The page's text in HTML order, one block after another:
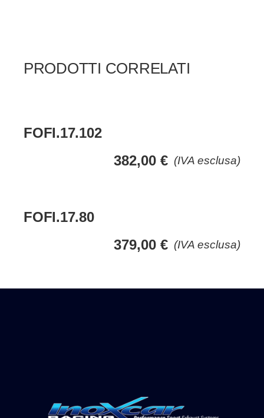
PRODOTTI CORRELATI
FOFI.17.102
(IVA esclusa)
382,00 €
FOFI.17.80
(IVA esclusa)
379,00 €